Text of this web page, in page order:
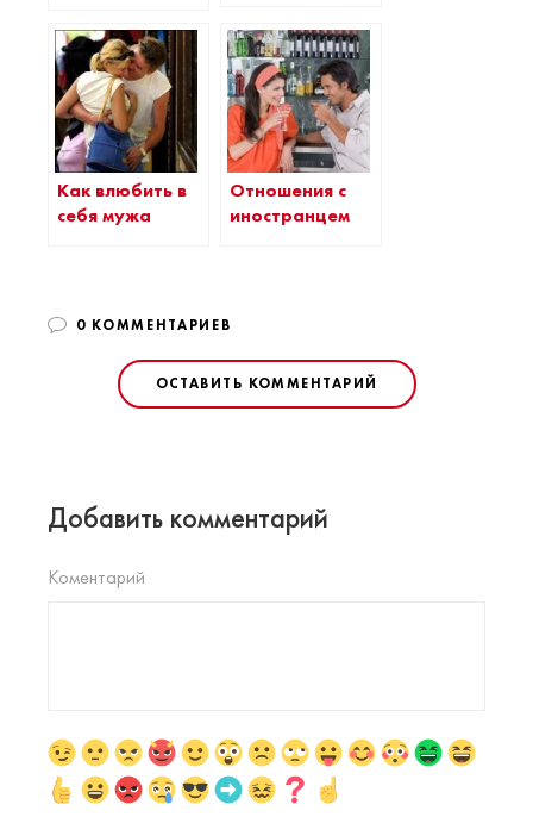
Как влюбить в
себя мужа
Отношения с
иностранцем
0 КОММЕНТАРИЕВ
ОСТАВИТЬ КОММЕНТАРИЙ
Добавить комментарий
Коментарий